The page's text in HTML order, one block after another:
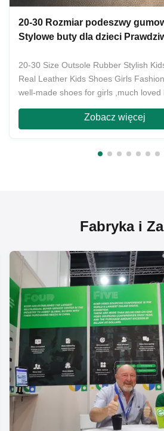
20-30 Rozmiar podeszwy
Stylowe buty dla dzieci
20-30 Size Outsole Rubber Stylish
Real Leather Kids Shoes Girls
well-made shoes for girls ,much loved
layer of cowhide,outsole is very wear-
Zobacz więcej
Fabryka i